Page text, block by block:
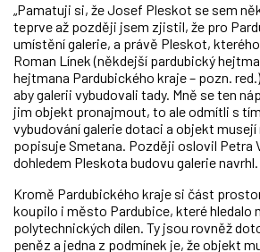
„Pamatuji si, že Josef Pleskot se sem
teprve až později jsem zjistil, že pro
umístění galerie, a právě Pleskot,
Roman Línek (někdejší pardubický
hejtmana Pardubického kraje – pozn.
aby galerii vybudovali tady. Mně se ten
jim objekt pronajmout, to ale odmítli s
vybudování galerie dotaci a objekt
popisuje Smetana. Později oslovil Petra
dohledem Pleskota budovu galerie navrhl.
Kromě Pardubického kraje si část
koupilo i město Pardubice, které hledalo
polytechnických dílen. Ty jsou rovněž
peněz a jedna z podmínek je, že objekt